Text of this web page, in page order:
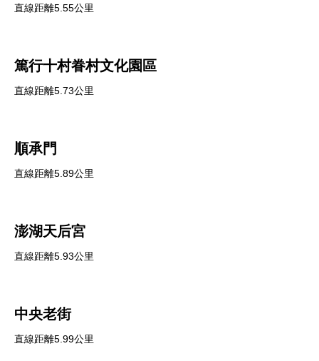
直線距離5.55公里
篤行十村眷村文化園區
直線距離5.73公里
順承門
直線距離5.89公里
澎湖天后宮
直線距離5.93公里
中央老街
直線距離5.99公里